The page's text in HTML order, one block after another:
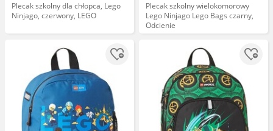
Plecak szkolny dla chłopca, Lego
Ninjago, czerwony, LEGO
Plecak szkolny wielokomorowy
Lego Ninjago Lego Bags czarny,
Odcienie